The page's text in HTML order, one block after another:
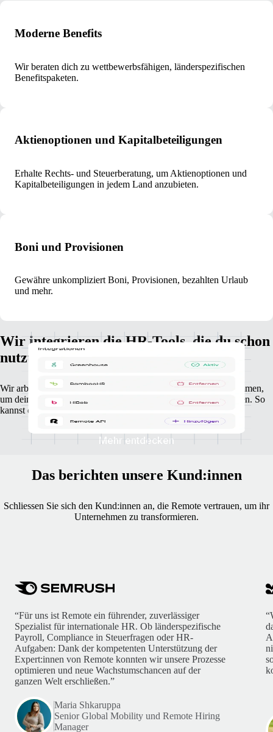
Moderne Benefits
Wir beraten dich zu wettbewerbsfähigen, länderspezifischen
Benefitspaketen.
Aktienoptionen und Kapitalbeteiligungen
Erhalte Rechts- und Steuerberatung, um Aktienoptionen und
Kapitalbeteiligungen in jedem Land anzubieten.
Boni und Provisionen
Gewähre unkompliziert Boni, Provisionen, bezahlten Urlaub
und mehr.
Wir integrieren die HR-Tools, die du schon
nutzt
Wir arbeiten mit führenden Anbietern von HR-Lösungen zusammen,
um deine Personal- und Gehaltsabrechnungsdaten zu verknüpfen. So
kannst du dich auf das Wesentliche konzentrieren.
Mehr entdecken
Das berichten unsere Kund:innen
Schliessen Sie sich den Kund:innen an, die Remote vertrauen, um ihr
Unternehmen zu transformieren.
“Für uns ist Remote ein führender, zuverlässiger
Spezialist für internationale HR. Ob länderspezifische
Payroll, Compliance in Steuerfragen oder HR-
Aufgaben: Dank der kompetenten Unterstützung der
Expert:innen von Remote konnten wir unsere Prozesse
optimieren und neue Wachstumschancen auf der
ganzen Welt erschließen.”
Maria Shkaruppa
Senior Global Mobility und Remote Hiring
Manager